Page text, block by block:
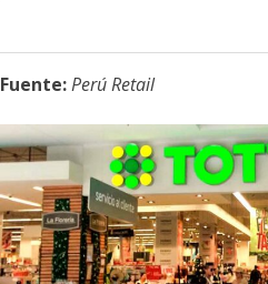
Fuente:Perú Retail